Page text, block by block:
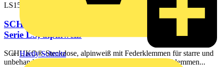
Hardy Schmitz
LS1520WW
SCHUKO®-Steckdose, 16 A 250 V ~, Duroplast,
Serie LS, alpinweiß
SCHUKO®-Steckdose, alpinweiß mit Federklemmen für starre und
unbehandelte flexible Leiter bis 2,5 mm2 Verbindungsklemmen...